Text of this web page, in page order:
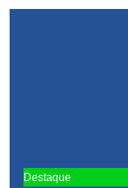
Destaque